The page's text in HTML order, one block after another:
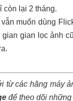
còn lại 2 tháng.
muốn dùng
gian lọc ảnh
từ các hãng máy
để theo dõi